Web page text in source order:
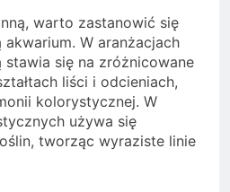
warto zastanowić się
W aranżacjach
stawia się na zróżnicowane
liści i odcieniach,
kolorystycznej. W
używa się
tworząc wyraziste linie